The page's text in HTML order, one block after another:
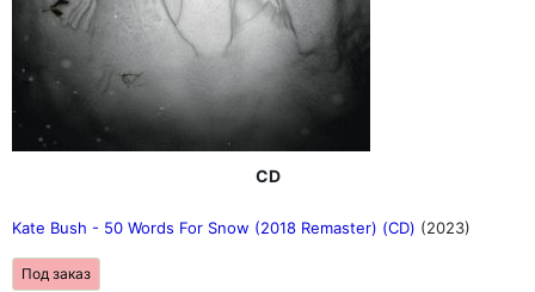
CD
Kate Bush - 50 Words For Snow (2018 Remaster) (CD) (2023)
Под заказ